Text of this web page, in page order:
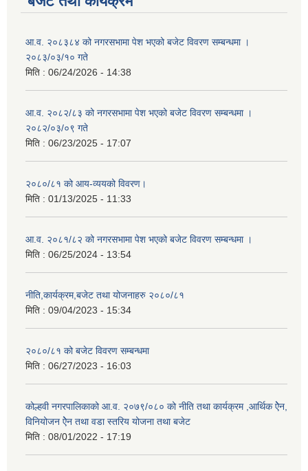
आ.व. २०८३८४ को नगरसभामा पेश भएको बजेट विवरण सम्बन्धमा ।
२०८३/०३/१० गते
मिति : 06/24/2026 - 14:38
आ.व. २०८२/८३ को नगरसभामा पेश भएको बजेट विवरण सम्बन्धमा ।
२०८२/०३/०९ गते
मिति : 06/23/2025 - 17:07
२०८०/८१ को आय-व्ययको विवरण।
मिति : 01/13/2025 - 11:33
आ.व. २०८१/८२ को नगरसभामा पेश भएको बजेट विवरण सम्बन्धमा ।
मिति : 06/25/2024 - 13:54
नीति,कार्यक्रम,बजेट तथा योजनाहरु २०८०/८१
मिति : 09/04/2023 - 15:34
२०८०/८१ को बजेट विवरण सम्बन्धमा
मिति : 06/27/2023 - 16:03
कोल्हवी नगरपालिकाको आ.व. २०७९/०८० को नीति तथा कार्यक्रम ,आर्थिक ऐेन,
विनियोजन ऐेन तथा वडा स्तरिय योजना तथा बजेट
मिति : 08/01/2022 - 17:19